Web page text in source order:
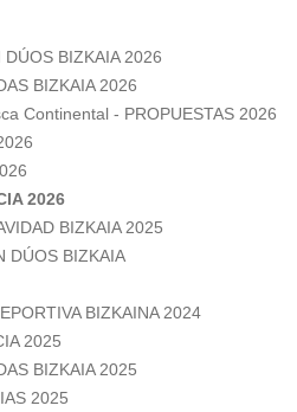
DÚOS BIZKAIA 2026
BIZKAIA 2026
Continental - PROPUESTAS 2026
2026
BIZKAIA 2025
DÚOS BIZKAIA
BIZKAINA 2024
2025
BIZKAIA 2025
2025